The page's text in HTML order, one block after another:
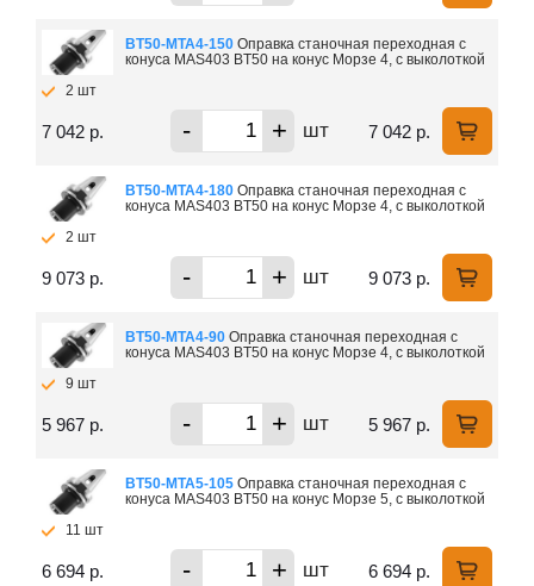
ВТ50-МTA4-150 Оправка станочная переходная с
конуса MAS403 BT50 на конус Морзе 4, с выколоткой
2 шт
7 042 р. - + шт 7 042 р.
ВТ50-МTA4-180 Оправка станочная переходная с
конуса MAS403 BT50 на конус Морзе 4, с выколоткой
2 шт
9 073 р. - + шт 9 073 р.
ВТ50-МTA4-90 Оправка станочная переходная с
конуса MAS403 BT50 на конус Морзе 4, с выколоткой
9 шт
5 967 р. - + шт 5 967 р.
ВТ50-МTA5-105 Оправка станочная переходная с
конуса MAS403 BT50 на конус Морзе 5, с выколоткой
11 шт
6 694 р. - + шт 6 694 р.